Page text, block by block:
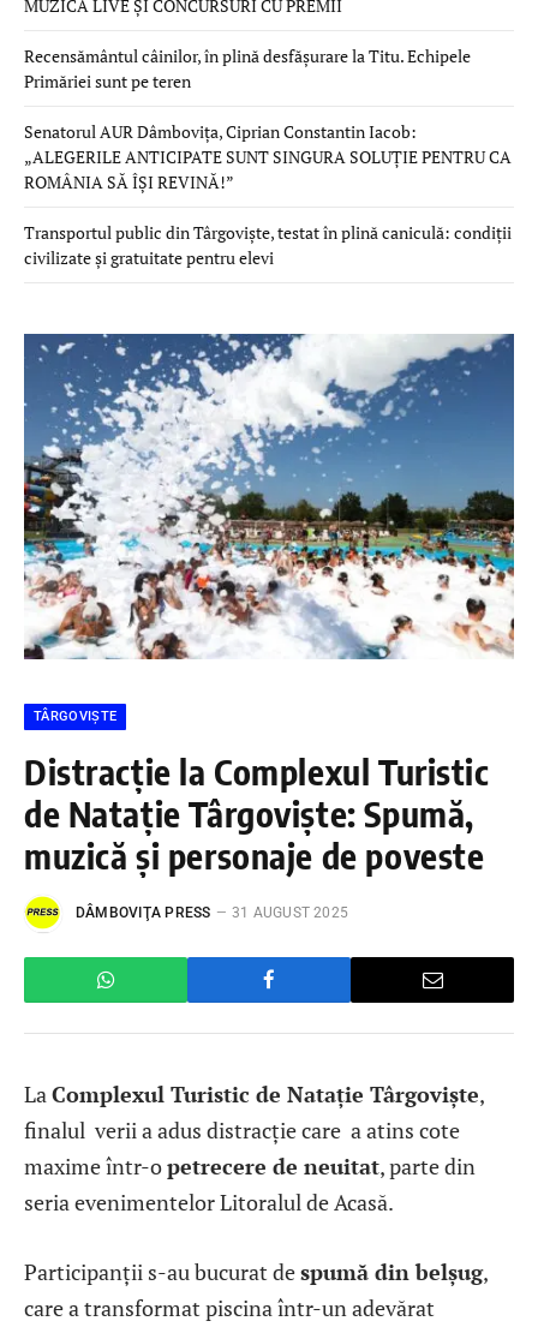
MUZICĂ LIVE ȘI CONCURSURI CU PREMII
Recensământul câinilor, în plină desfășurare la Titu. Echipele
Primăriei sunt pe teren
Senatorul AUR Dâmbovița, Ciprian Constantin Iacob:
„ALEGERILE ANTICIPATE SUNT SINGURA SOLUȚIE PENTRU CA
ROMÂNIA SĂ ÎȘI REVINĂ!”
Transportul public din Târgoviște, testat în plină caniculă: condiții
civilizate și gratuitate pentru elevi
TÂRGOVIȘTE
Distracție la Complexul Turistic
de Natație Târgoviște: Spumă,
muzică și personaje de poveste
DÂMBOVIŢA PRESS 31 AUGUST 2025
LaComplexul Turistic de Natație Târgoviște,
finalul verii a adus distracție care a atins cote
maxime într-opetrecere de neuitat, parte din
seria evenimentelor Litoralul de Acasă.
Participanții s-au bucurat despumă din belșug,
care a transformat piscina într-un adevărat